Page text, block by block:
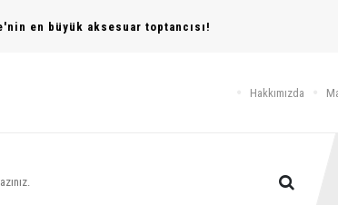
en büyük aksesuar toptancısı!
Hakkımızda